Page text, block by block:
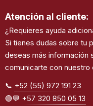
Atención al cliente:
¿Requieres ayuda
Si tienes dudas sobre tu
deseas más información
comunicarte con
📞 +52 (55) 972 191 23
🟢💬 +57 320 850 05 13